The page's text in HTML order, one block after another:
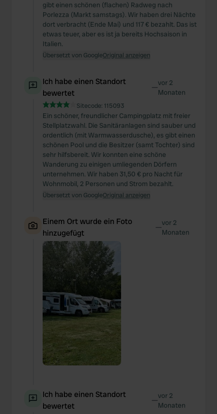
gibt einen schönen (flachen) Radweg nach
Porlezza (Markt samstags). Wir haben drei Nächte
dort verbracht (Ende Mai) und 117 € bezahlt. Das ist
etwas teuer, aber es ist ja bereits Hochsaison in
Italien.
Übersetzt von GoogleOriginal anzeigen
Ich habe einen Standort
bewertet
—vor 2
Monaten
Sitecode: 115093
Ein schöner, freundlicher Campingplatz mit freier
Stellplatzwahl. Die Sanitäranlagen sind sauber und
ordentlich (mit Warmwasserdusche), es gibt einen
schönen Pool und die Besitzer (samt Tochter) sind
sehr hilfsbereit. Wir konnten eine schöne
Wanderung zu einigen umliegenden Dörfern
unternehmen. Wir haben 31,50 € pro Nacht für
Wohnmobil, 2 Personen und Strom bezahlt.
Übersetzt von GoogleOriginal anzeigen
Einem Ort wurde ein Foto
hinzugefügt
—vor 2
Monaten
Ich habe einen Standort
bewertet
—vor 2
Monaten